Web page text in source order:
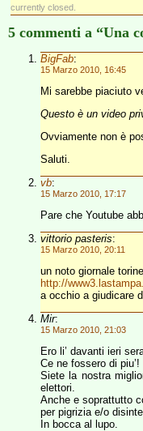
currently closed.
5 commenti a “Una
BigFab:
15 Marzo 2010, 16:45
Mi sarebbe piaciuto
Questo è un video
Ovviamente non è
Saluti.
vb:
15 Marzo 2010, 17:17
Pare che Youtube
vittorio pasteris:
15 Marzo 2010, 20:11
un noto giornale
http://
a occhio a giudicare
Mir:
15 Marzo 2010, 21:03
Ero li’ davanti ieri
Ce ne fossero di piu’!
Siete la nostra
elettori.
Anche e soprattutto
per pigrizia e/o
In bocca al lupo.